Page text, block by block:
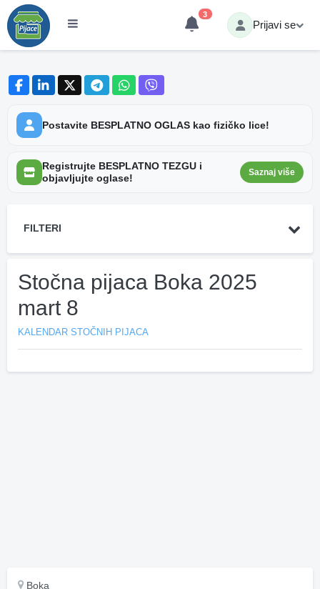
3
Prijavi se
Postavite BESPLATNO OGLAS kao fizičko lice!
Registrujte BESPLATNO TEZGU i
objavljujte oglase!
Saznaj više
FILTERI
Stočna pijaca Boka 2025
mart 8
KALENDAR STOČNIH PIJACA
Boka